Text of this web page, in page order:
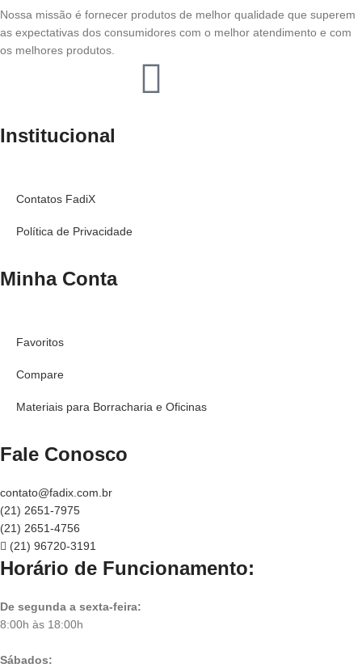
Nossa missão é fornecer produtos de melhor qualidade que superem
as expectativas dos consumidores com o melhor atendimento e com
os melhores produtos.
Institucional
Contatos FadiX
Política de Privacidade
Minha Conta
Favoritos
Compare
Materiais para Borracharia e Oficinas
Fale Conosco
contato@fadix.com.br
(21) 2651-7975
(21) 2651-4756
(21) 96720-3191
Horário de Funcionamento:
De segunda a sexta-feira:
8:00h às 18:00h
Sábados: